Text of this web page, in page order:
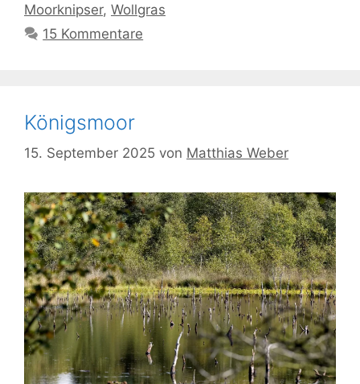
Moorknipser, Wollgras
15 Kommentare
Königsmoor
15. September 2025 von Matthias Weber